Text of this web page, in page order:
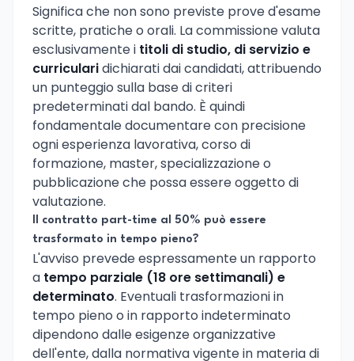
Significa che non sono previste prove d'esame
scritte, pratiche o orali. La commissione valuta
esclusivamente i titoli di studio, di servizio e
curricularidichiarati dai candidati, attribuendo
un punteggio sulla base di criteri
predeterminati dal bando. È quindi
fondamentale documentare con precisione
ogni esperienza lavorativa, corso di
formazione, master, specializzazione o
pubblicazione che possa essere oggetto di
valutazione.
Il contratto part-time al 50% può essere
trasformato in tempo pieno?
L'avviso prevede espressamente un rapporto
a tempo parziale (18 ore settimanali) e
determinato. Eventuali trasformazioni in
tempo pieno o in rapporto indeterminato
dipendono dalle esigenze organizzative
dell'ente, dalla normativa vigente in materia di